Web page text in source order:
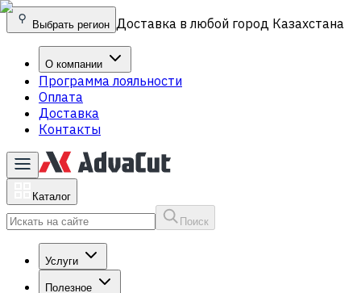
Выбрать регион Доставка в любой город Казахстана
О компании
Программа лояльности
Оплата
Доставка
Контакты
Каталог
Поиск
Услуги
Полезное